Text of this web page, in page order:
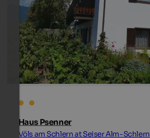
Haus Psenner
Völs am Schlern at Seiser Alm-Schlern